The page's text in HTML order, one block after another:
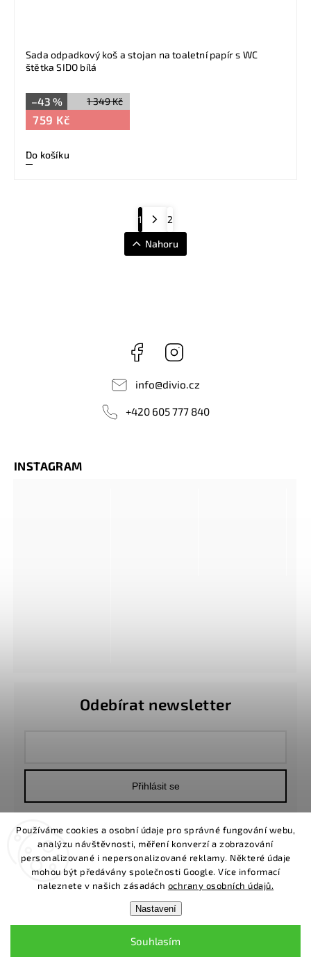
Používáme cookies a osobní údaje pro správné fungování webu,
analýzu návštěvnosti, měření konverzí a zobrazování
personalizované i nepersonalizované reklamy. Některé údaje
mohou být předávány společnosti Google. Více informací
naleznete v našich zásadách ochrany osobních údajů.
Nastavení
Souhlasím
Sada odpadkový koš a stojan na toaletní papír s WC
štětka SIDO bílá
1 349 Kč
–43 %
759 Kč
Do košíku
1 2
Nahoru
Facebook
info@divio.cz
+420 605 777 840
INFORMACE
Obchodní podmínky
Ochrana osobních údajů
Cena dopravy
INSTAGRAM
Odebírat newsletter
Přihlásit se